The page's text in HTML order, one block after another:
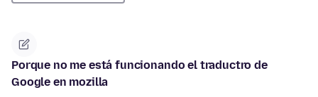
Porque no me está funcionando el traductro de
Google en mozilla